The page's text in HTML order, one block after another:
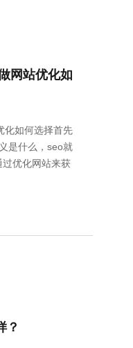
网站优化如
化如何选择首先
是什么，seo就
优化网站来获
？